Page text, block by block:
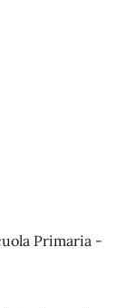
Primaria -